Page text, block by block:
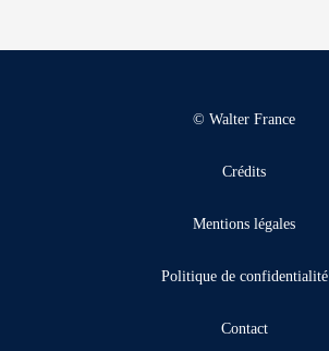
© Walter France
Crédits
Mentions légales
Politique de confidentialité
Contact